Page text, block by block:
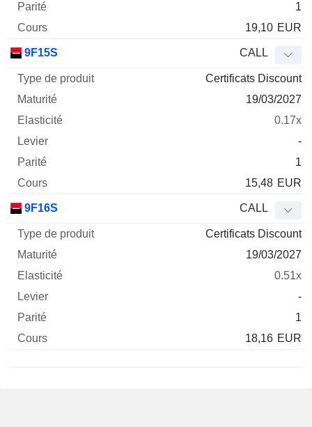
1
19,10 EUR
9F15S CALL
Certificats Discount
19/03/2027
0.17x
-
1
15,48 EUR
9F16S CALL
Certificats Discount
19/03/2027
0.51x
-
1
18,16 EUR